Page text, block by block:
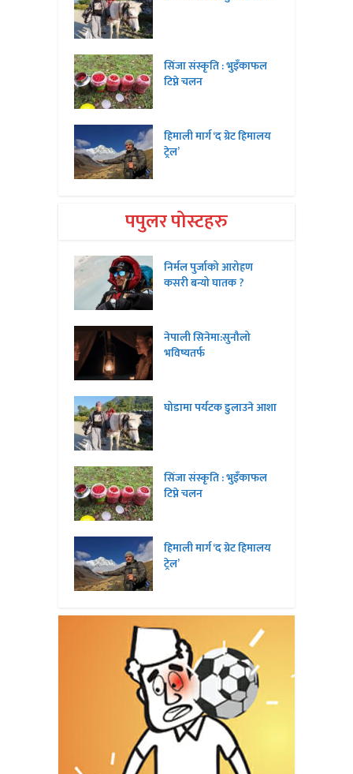
सिंजा संस्कृति : भुइँकाफल
टिप्ने चलन
हिमाली मार्ग ‘द ग्रेट हिमालय
ट्रेल’
पपुलर पोस्टहरु
निर्मल पुर्जाको आरोहण
कसरी बन्यो घातक ?
नेपाली सिनेमा:सुनौलो
भविष्यतर्फ
घोडामा पर्यटक डुलाउने आशा
सिंजा संस्कृति : भुइँकाफल
टिप्ने चलन
हिमाली मार्ग ‘द ग्रेट हिमालय
ट्रेल’